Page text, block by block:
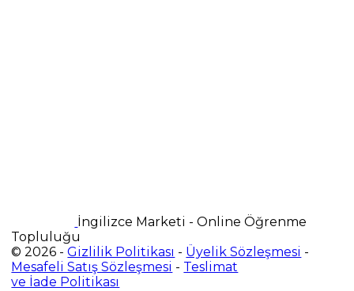
İngilizce Marketi - Online Öğrenme
Topluluğu
© 2026 -Gizlilik Politikası - Üyelik Sözleşmesi -
Mesafeli Satış Sözleşmesi - Teslimat
ve İade Politikası